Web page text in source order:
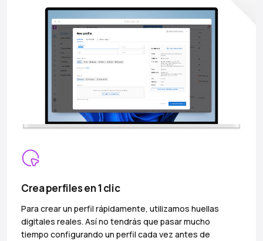
Crea perfiles en 1 clic
Para crear un perfil rápidamente, utilizamos huellas
digitales reales. Así no tendrás que pasar mucho
tiempo configurando un perfil cada vez antes de